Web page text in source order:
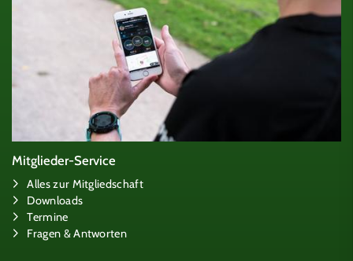
Mitglieder-Service
Alles zur Mitgliedschaft
Downloads
Termine
Fragen & Antworten